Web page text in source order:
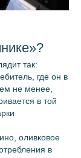
так:
где он в
не менее,
в той
оливковое
в